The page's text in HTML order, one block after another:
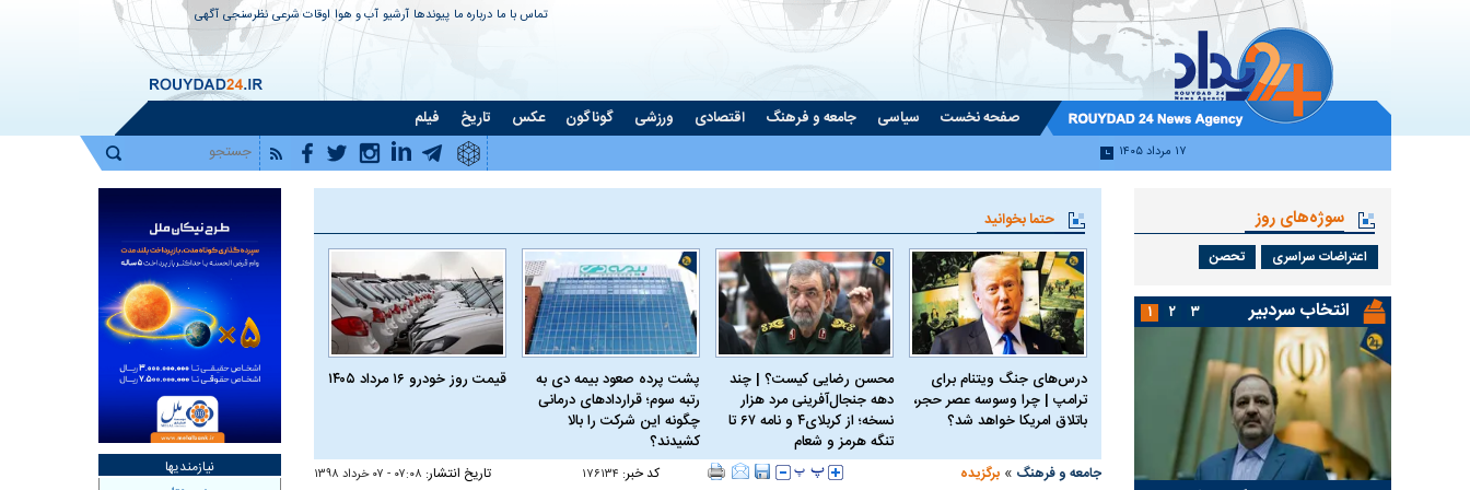
تماس با ما درباره ما پیوندها آرشیو آب و هوا اوقات شرعی نظرسنجی آگهی
صفحه نخست سیاسی جامعه و فرهنگ اقتصادی ورزشی گوناگون عکس تاریخ فیلم
۱۷ مرداد ۱۴۰۵
حتما بخوانید
درس‌های جنگ ویتنام برای
ترامپ | چرا وسوسه عصر حجر،
باتلاق امریکا خواهد شد؟
محسن رضایی کیست؟ | چند
دهه جنجال‌آفرینی مرد هزار
نسخه؛ از کربلای۴ و نامه ۶۷ تا
تنگه هرمز و شعام
پشت پرده صعود بیمه دی به
رتبه سوم؛ قراردادهای درمانی
چگونه این شرکت را بالا
کشیدند؟
قیمت روز خودرو ۱۶ مرداد ۱۴۰۵
جامعه و فرهنگ » برگزیده کد خبر: ۱۷۶۱۳۴ تاریخ انتشار: ۰۷:۰۸ - ۰۷ خرداد ۱۳۹۸
سوژه‌های روز
اعتراضات سراسری تحصن
انتخاب سردبیر ۱ ۲ ۳
نیازمندیها